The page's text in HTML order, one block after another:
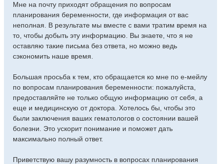
е
н
и
е
Мне на почту приходят обращения по вопросам
планирования беременности, где информация от вас
неполная. В результате мы вместе с вами тратим время на
то, чтобы добыть эту информацию. Вы знаете, что я не
оставляю такие письма без ответа, но можно ведь
сэкономить наше время.
Большая просьба к тем, кто обращается ко мне по е-мейлу
по вопросам планирования беременности: пожалуйста,
предоставляйте не только общую информацию от себя, а
еще и медицинскую от доктора. Хотелось бы, чтобы это
были заключения ваших гематологов о состоянии вашей
болезни. Это ускорит понимание и поможет дать
максимально полный ответ.
Приветствую вашу разумность в вопросах планирования